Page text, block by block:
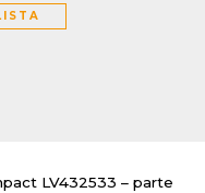
LV432533 – parte